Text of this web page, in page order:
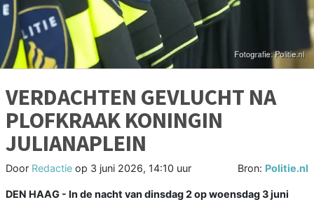
VERDACHTEN GEVLUCHT NA
PLOFKRAAK KONINGIN
JULIANAPLEIN
Door Redactie op 3 juni 2026, 14:10 uur Bron: Politie.nl
DEN HAAG - In de nacht van dinsdag 2 op woensdag 3 juni